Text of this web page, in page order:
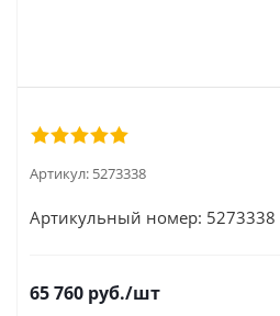
Артикул: 5273338
Артикульный номер: 5273338
65 760 руб./шт